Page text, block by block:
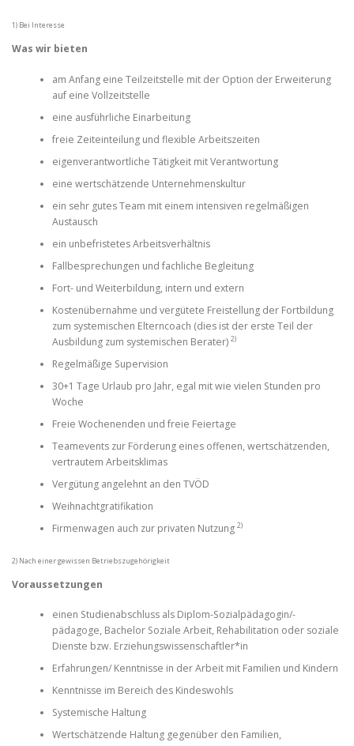
1) Bei Interesse
Was wir bieten
am Anfang eine Teilzeitstelle mit der Option der Erweiterung
auf eine Vollzeitstelle
eine ausführliche Einarbeitung
freie Zeiteinteilung und flexible Arbeitszeiten
eigenverantwortliche Tätigkeit mit Verantwortung
eine wertschätzende Unternehmenskultur
ein sehr gutes Team mit einem intensiven regelmäßigen
Austausch
ein unbefristetes Arbeitsverhältnis
Fallbesprechungen und fachliche Begleitung
Fort- und Weiterbildung, intern und extern
Kostenübernahme und vergütete Freistellung der Fortbildung
zum systemischen Elterncoach (dies ist der erste Teil der
Ausbildung zum systemischen Berater) 2)
Regelmäßige Supervision
30+1 Tage Urlaub pro Jahr, egal mit wie vielen Stunden pro
Woche
Freie Wochenenden und freie Feiertage
Teamevents zur Förderung eines offenen, wertschätzenden,
vertrautem Arbeitsklimas
Vergütung angelehnt an den TVÖD
Weihnachtgratifikation
Firmenwagen auch zur privaten Nutzung 2)
2) Nach einer gewissen Betriebszugehörigkeit
Voraussetzungen
einen Studienabschluss als Diplom-Sozialpädagogin/-
pädagoge, Bachelor Soziale Arbeit, Rehabilitation oder soziale
Dienste bzw. Erziehungswissenschaftler*in
Erfahrungen/ Kenntnisse in der Arbeit mit Familien und Kindern
Kenntnisse im Bereich des Kindeswohls
Systemische Haltung
Wertschätzende Haltung gegenüber den Familien,